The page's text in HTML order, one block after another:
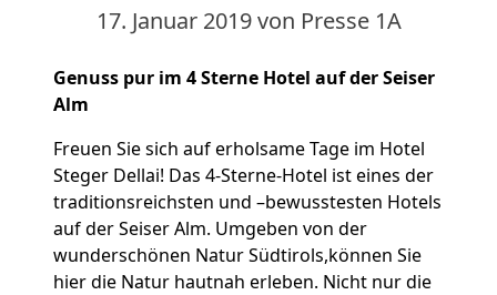
17. Januar 2019von Presse 1A
Genuss pur im 4 Sterne Hotel auf der Seiser
Alm
Freuen Sie sich auf erholsame Tage im Hotel
Steger Dellai! Das 4-Sterne-Hotel ist eines der
traditionsreichsten und –bewusstesten Hotels
auf der Seiser Alm. Umgeben von der
wunderschönen Natur Südtirols,können Sie
hier die Natur hautnah erleben. Nicht nur die